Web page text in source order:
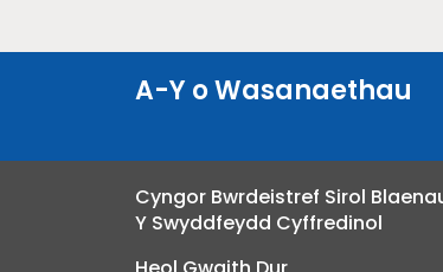
A-Y o Wasanaethau
Cyngor Bwrdeistref Sirol
Y Swyddfeydd Cyffredinol